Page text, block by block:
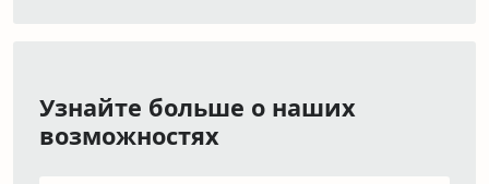
Узнайте больше о наших
возможностях